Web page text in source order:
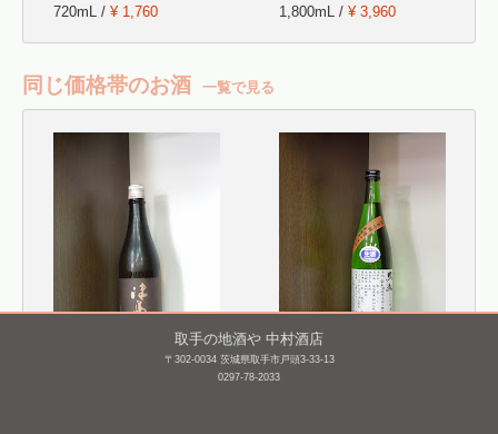
720mL / ¥ 1,760
1,800mL / ¥ 3,960
同じ価格帯のお酒 一覧で見る
津島屋外伝 純米 the
久礼 純米吟醸 無濾過生
原酒 槽口直詰 [H25BY]
取手の地酒や 中村酒店
〒302-0034 茨城県取手市戸頭3-33-13
0297-78-2033